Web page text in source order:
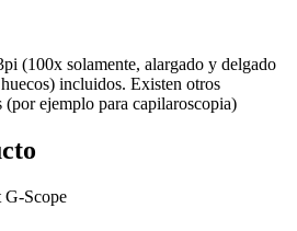
(100x solamente, alargado y delgado
incluidos. Existen otros
(por ejemplo para capilaroscopia)
G-Scope